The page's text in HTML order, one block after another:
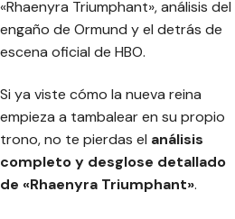
«Rhaenyra Triumphant», análisis del
engaño de Ormund y el detrás de
escena oficial de HBO.
Si ya viste cómo la nueva reina
empieza a tambalear en su propio
trono, no te pierdas el análisis
completo y desglose detallado
de «Rhaenyra Triumphant».